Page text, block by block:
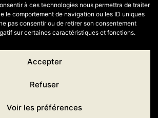
à ces technologies nous permettra de traiter
le comportement de navigation ou les ID uniques
pas consentir ou de retirer son consentement
sur certaines caractéristiques et fonctions.
Accepter
Refuser
Voir les préférences
ENVOYER